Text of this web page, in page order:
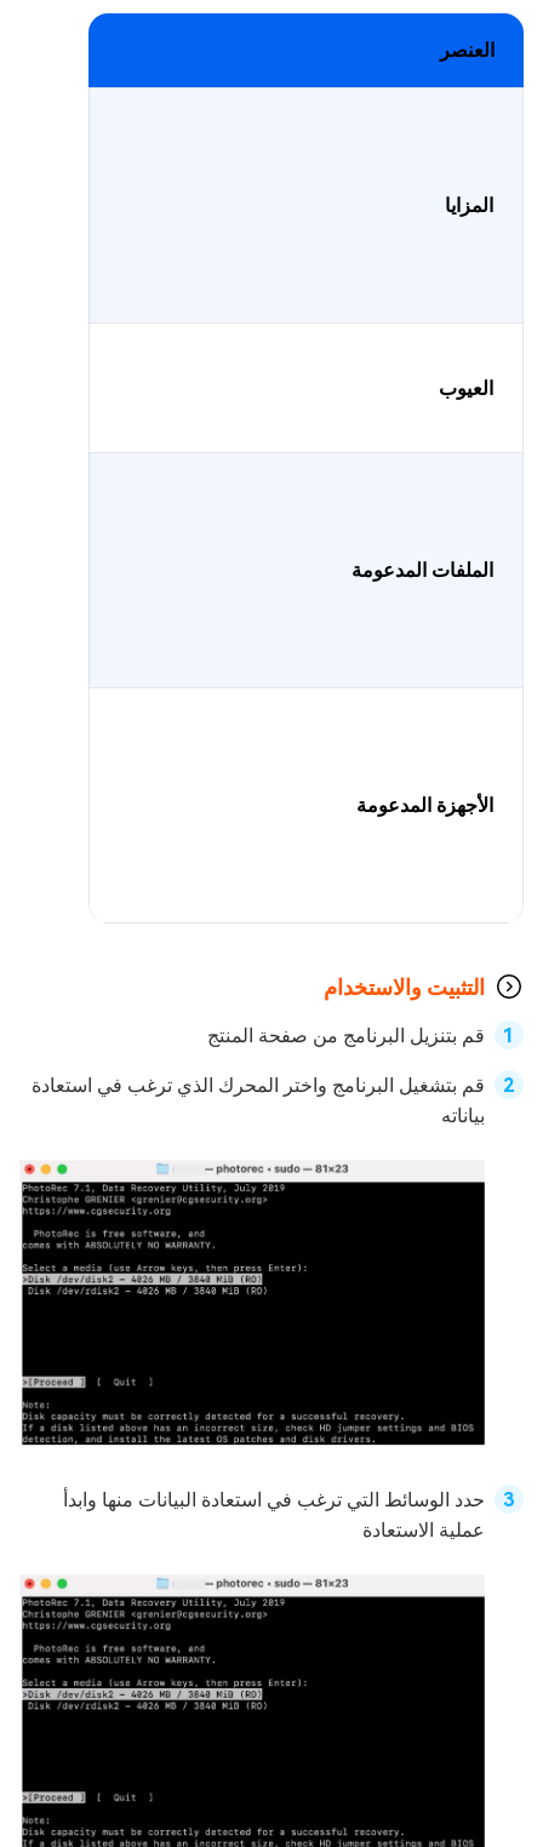
العنصر
المزايا
العيوب
الملفات المدعومة
الأجهزة المدعومة
التثبيت والاستخدام
قم بتنزيل البرنامج من صفحة المنتج
قم بتشغيل البرنامج واختر المحرك الذي ترغب في استعادة
بياناته
حدد الوسائط التي ترغب في استعادة البيانات منها وابدأ
عملية الاستعادة